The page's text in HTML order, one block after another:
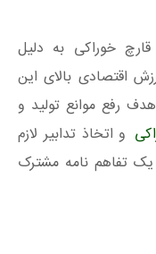
خوراکی به دلیل
اقتصادی بالای این
رفع موانع تولید و
و اتخاذ تدابیر لازم
یک تفاهم نامه مشترک